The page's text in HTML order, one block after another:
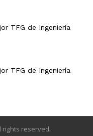
TFG de Ingeniería
TFG de Ingeniería
rights reserved.